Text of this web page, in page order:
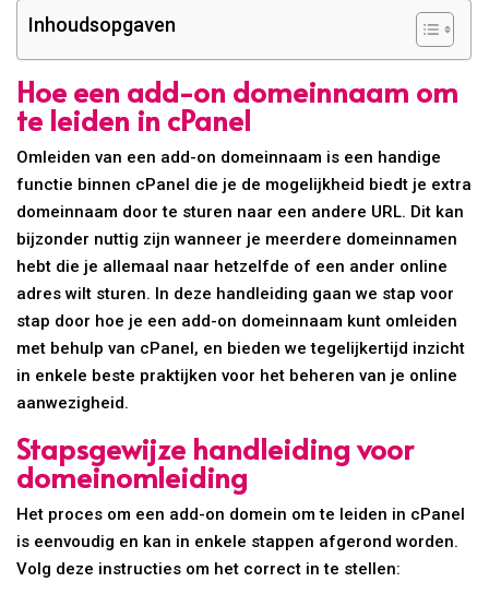
Inhoudsopgaven
Hoe een add-on domeinnaam om
te leiden in cPanel
Omleiden van een add-on domeinnaam is een handige
functie binnen cPanel die je de mogelijkheid biedt je extra
domeinnaam door te sturen naar een andere URL. Dit kan
bijzonder nuttig zijn wanneer je meerdere domeinnamen
hebt die je allemaal naar hetzelfde of een ander online
adres wilt sturen. In deze handleiding gaan we stap voor
stap door hoe je een add-on domeinnaam kunt omleiden
met behulp van cPanel, en bieden we tegelijkertijd inzicht
in enkele beste praktijken voor het beheren van je online
aanwezigheid.
Stapsgewijze handleiding voor
domeinomleiding
Het proces om een add-on domein om te leiden in cPanel
is eenvoudig en kan in enkele stappen afgerond worden.
Volg deze instructies om het correct in te stellen: